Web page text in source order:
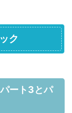
ク
ート3とパ